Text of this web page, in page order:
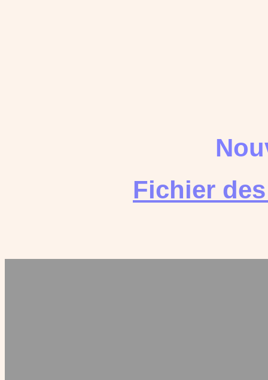
Fichier